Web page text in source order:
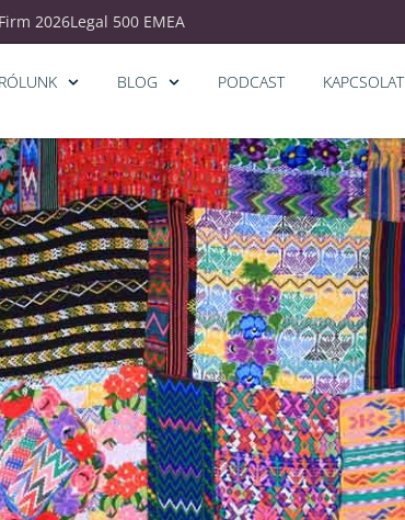
2026Legal 500 EMEA
RÓLUNK BLOG PODCAST KAPCSOLAT